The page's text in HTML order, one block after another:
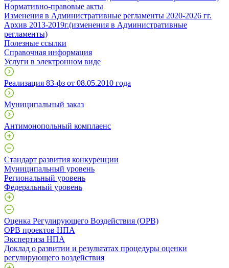
Нормативно-правовые акты
Изменения в Административные регламенты 2020-2026 гг.
Архив 2013-2019г.(изменения в Административные
регламенты)
Полезные ссылки
Справочная информация
Услуги в электронном виде
Реализация 83-фз от 08.05.2010 года
Муниципальный заказ
Антимонопольный комплаенс
Стандарт развития конкуренции
Муниципальный уровень
Региональный уровень
Федеральный уровень
Оценка Регулирующего Воздействия (ОРВ)
ОРВ проектов НПА
Экспертиза НПА
Доклад о развитии и результатах процедуры оценки
регулирующего воздействия